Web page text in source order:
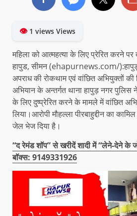
👁1 views Views
महिला को आत्महत्या के लिए प्रेरित करने पर
हापुड, सीमन (ehapurnews.com/):हापुड़
अपराध की रोकथाम एवं वांछित अभियुक्तों की
अभियान के अन्तर्गत थाना हापुड़ नगर पुलिस
के लिए दुष्प्रेरित करने के मामले में वांछित
लिया।आरोपी मौहल्ला पीरबाहुद्दीन का
जेल भेज दिया है।
“द रेमंड शॉप” से खरीदें शादी में “लेने-देने के
बॉक्स: 9149331926